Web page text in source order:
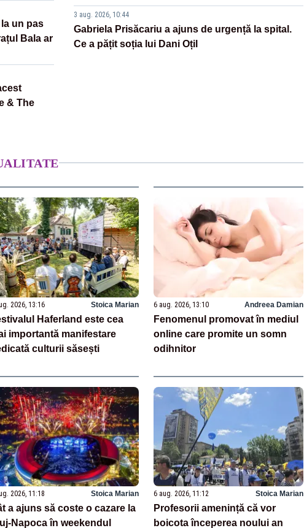
un pas
Bala ar
& The
3 aug. 2026, 10:44
Gabriela Prisăcariu a ajuns de urgență la spital.
Ce a pățit soția lui Dani Oțil
2026, 13:16 Stoica Marian
Haferland este cea
importantă manifestare
culturii săsești
6 aug. 2026, 13:10 Andreea Damian
Fenomenul promovat în mediul
online care promite un somn
odihnitor
2026, 11:18 Stoica Marian
a ajuns să coste o cazare la
Napoca în weekendul
6 aug. 2026, 11:12 Stoica Marian
Profesorii amenință că vor
boicota începerea noului an